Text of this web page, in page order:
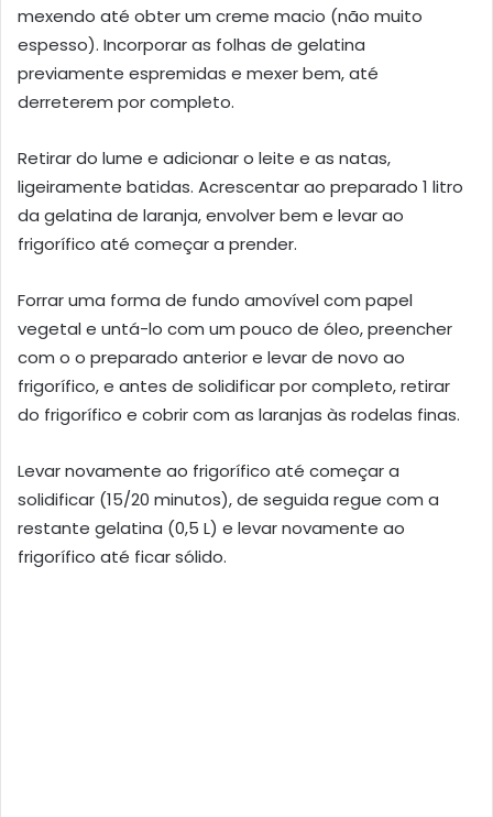
mexendo até obter um creme macio (não muito
espesso). Incorporar as folhas de gelatina
previamente espremidas e mexer bem, até
derreterem por completo.
Retirar do lume e adicionar o leite e as natas,
ligeiramente batidas. Acrescentar ao preparado 1 litro
da gelatina de laranja, envolver bem e levar ao
frigorífico até começar a prender.
Forrar uma forma de fundo amovível com papel
vegetal e untá-lo com um pouco de óleo, preencher
com o o preparado anterior e levar de novo ao
frigorífico, e antes de solidificar por completo, retirar
do frigorífico e cobrir com as laranjas às rodelas finas.
Levar novamente ao frigorífico até começar a
solidificar (15/20 minutos), de seguida regue com a
restante gelatina (0,5 L) e levar novamente ao
frigorífico até ficar sólido.